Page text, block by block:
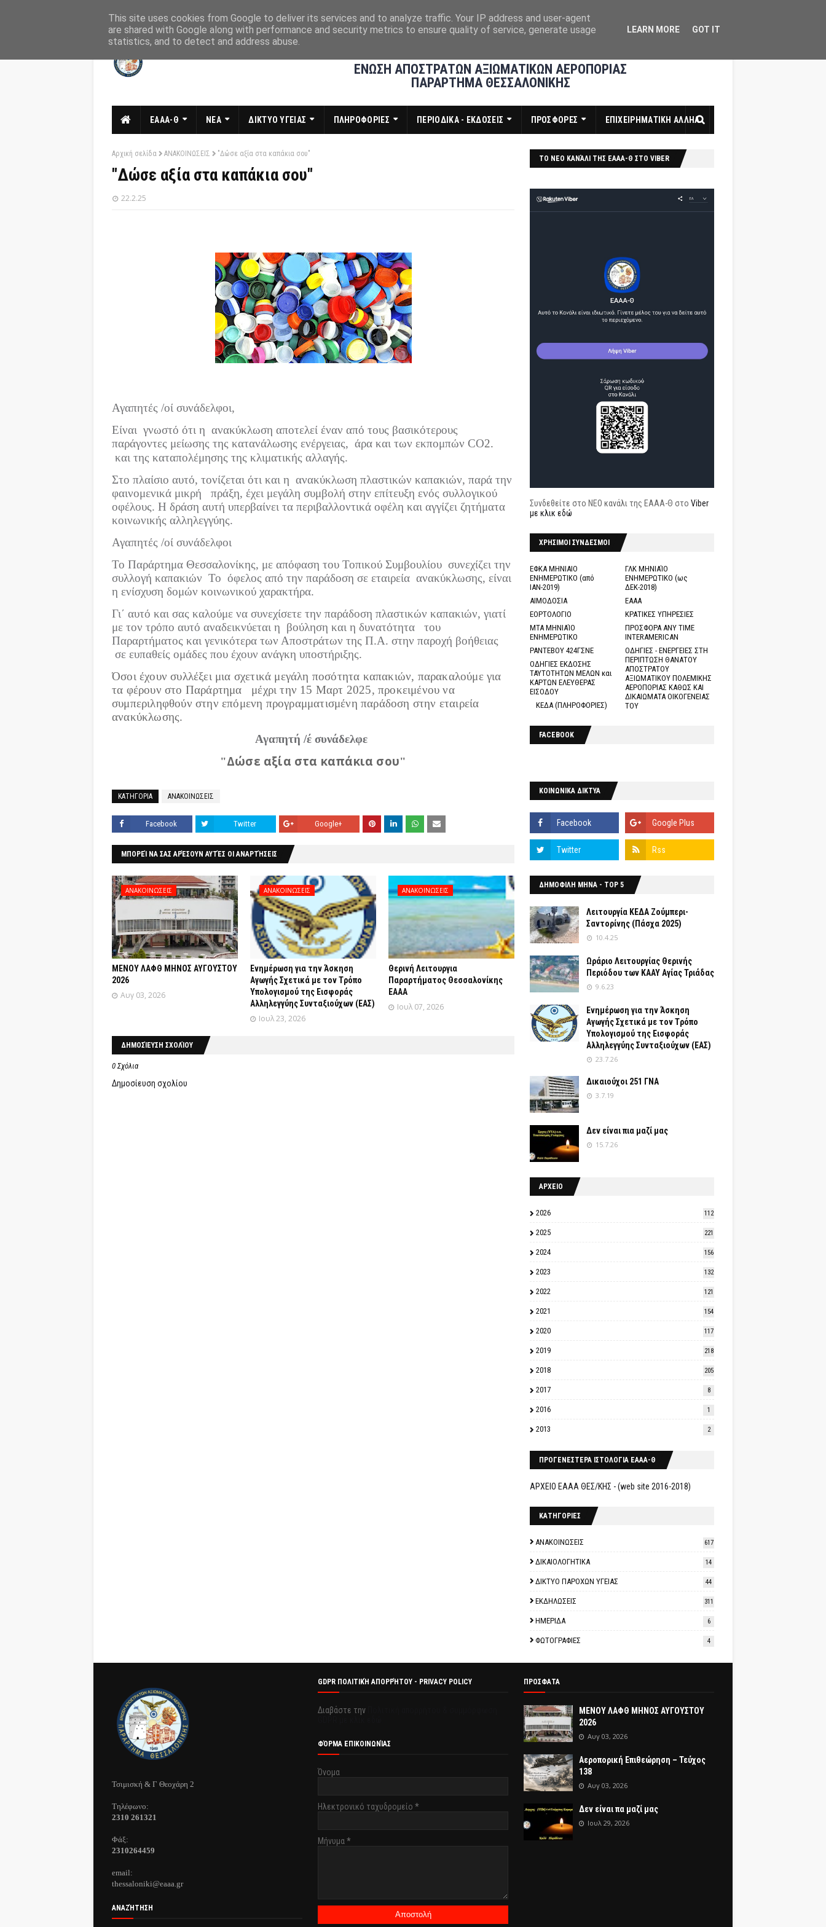
ΕΝΩΣΗ ΑΠΟΣΤΡΑΤΩΝ ΑΞΙΩΜΑΤΙΚΩΝ ΑΕΡΟΠΟΡΙΑΣ
ΠΑΡΑΡΤΗΜΑ ΘΕΣΣΑΛΟΝΙΚΗΣ
ΕΑΑΑ-Θ ΝΕΑ ΔΙΚΤΥΟ ΥΓΕΙΑΣ ΠΛΗΡΟΦΟΡΙΕΣ ΠΕΡΙΟΔΙΚΑ - ΕΚΔΟΣΕΙΣ ΠΡΟΣΦΟΡΕΣ ΕΠΙΧΕΙΡΗΜΑΤΙΚΗ ΑΛΛΗΛ
Αρχική σελίδα ΑΝΑΚΟΙΝΩΣΕΙΣ "Δώσε αξία στα καπάκια σου"
"Δώσε αξία στα καπάκια σου"
22.2.25
Αγαπητές /οί συνάδελφοι,
Είναι γνωστό ότι η ανακύκλωση αποτελεί έναν από τους βασικότερους
παράγοντες μείωσης της κατανάλωσης ενέργειας, άρα και των εκπομπών CO2.
και της καταπολέμησης της κλιματικής αλλαγής.
Στο πλαίσιο αυτό, τονίζεται ότι και η ανακύκλωση πλαστικών καπακιών, παρά την
φαινομενικά μικρή
πράξη, έχει μεγάλη συμβολή στην επίτευξη ενός συλλογικού
οφέλους. Η δράση αυτή υπερβαίνει τα περιβαλλοντικά οφέλη και αγγίζει ζητήματα
κοινωνικής αλληλεγγύης.
Αγαπητές /οί συνάδελφοι
Το Παράρτημα Θεσσαλονίκης, με απόφαση του Τοπικού Συμβουλίου συνεχίζει την
συλλογή καπακιών Το όφελος από την παράδοση σε εταιρεία ανακύκλωσης, είναι
η ενίσχυση δομών κοινωνικού χαρακτήρα.
Γι΄ αυτό και σας καλούμε να συνεχίσετε την παράδοση πλαστικών καπακιών, γιατί
με τον τρόπο αυτό αναδεικνύεται η βούληση και η δυνατότητα
του
Παραρτήματος και γενικότερα των Αποστράτων της Π.Α. στην παροχή βοήθειας
σε ευπαθείς ομάδες που έχουν ανάγκη υποστήριξης.
Όσοι έχουν συλλέξει μια σχετικά μεγάλη ποσότητα καπακιών, παρακαλούμε για
τα φέρουν στο Παράρτημα
μέχρι την 15 Μαρτ 2025, προκειμένου να
συμπεριληφθούν στην επόμενη προγραμματισμένη παράδοση στην εταιρεία
ανακύκλωσης.
Αγαπητή /έ συνάδελφε
"Δώσε αξία στα καπάκια σου"
ΚΑΤΗΓΟΡΙΑ ΑΝΑΚΟΙΝΩΣΕΙΣ
Facebook Twitter Google+
ΜΠΟΡΕΊ ΝΑ ΣΑΣ ΑΡΈΣΟΥΝ ΑΥΤΈΣ ΟΙ ΑΝΑΡΤΉΣΕΙΣ
ΑΝΑΚΟΙΝΩΣΕΙΣ
ΜΕΝΟΥ ΛΑΦΘ ΜΗΝΟΣ ΑΥΓΟΥΣΤΟΥ
2026
Αυγ 03, 2026
ΑΝΑΚΟΙΝΩΣΕΙΣ
Ενημέρωση για την Άσκηση
Αγωγής Σχετικά με τον Tρόπο
Yπολογισμού της Εισφοράς
Αλληλεγγύης Συνταξιούχων (ΕΑΣ)
Ιουλ 23, 2026
ΑΝΑΚΟΙΝΩΣΕΙΣ
Θερινή Λειτουργια
Παραρτήματος Θεσσαλονίκης
ΕΑΑΑ
Ιουλ 07, 2026
ΔΗΜΟΣΊΕΥΣΗ ΣΧΟΛΊΟΥ
0 Σχόλια
Δημοσίευση σχολίου
ΤΟ ΝΕΟ ΚΑΝΆΛΙ ΤΗΣ ΕΑΑΑ-Θ ΣΤΟ VIBER
Συνδεθείτε στο ΝΕΟ κανάλι της ΕΑΑΑ-Θ στο Viber
με κλικ εδώ
ΧΡΗΣΙΜΟΙ ΣΥΝΔΕΣΜΟΙ
ΕΦΚΑ ΜΗΝΙΑΙΟ
ΕΝΗΜΕΡΩΤΙΚΟ (από
ΙΑΝ-2019)
ΓΛΚ ΜΗΝΙΑΊΟ
ΕΝΗΜΕΡΩΤΙΚΟ (ως
ΔΕΚ-2018)
ΑΙΜΟΔΟΣΙΑ
ΕΑΑΑ
ΕΟΡΤΟΛΟΓΙΟ
ΚΡΑΤΙΚΕΣ ΥΠΗΡΕΣΙΕΣ
ΜΤΑ ΜΗΝΙΑΊΟ
ΕΝΗΜΕΡΩΤΙΚΟ
ΠΡΟΣΦΟΡΑ ANY TIME
INTERAMERICAN
ΡΑΝΤΕΒΟΥ 424ΓΣΝΕ
ΟΔΗΓΙΕΣ - ΕΝΕΡΓΕΙΕΣ ΣΤΗ
ΠΕΡΙΠΤΩΣΗ ΘΑΝΑΤΟΥ
ΑΠΟΣΤΡΑΤΟΥ
ΑΞΙΩΜΑΤΙΚΟΥ ΠΟΛΕΜΙΚΗΣ
ΑΕΡΟΠΟΡΙΑΣ ΚΑΘΩΣ ΚΑΙ
ΔΙΚΑΙΩΜΑΤΑ ΟΙΚΟΓΕΝΕΙΑΣ
ΤΟΥ
ΟΔΗΓΙΕΣ ΕΚΔΟΣΗΣ
ΤΑΥΤΟΤΗΤΩΝ ΜΕΛΩΝ και
ΚΑΡΤΩΝ ΕΛΕΥΘΕΡΑΣ
ΕΙΣΟΔΟΥ
ΚΕΔΑ (ΠΛΗΡΟΦΟΡΙΕΣ)
FACEBOOK
ΚΟΙΝΩΝΙΚΑ ΔΙΚΤΥΑ
ΔΗΜΟΦΙΛΗ ΜΗΝΑ - TOP 5
Λειτουργία ΚΕΔΑ Ζούμπερι-
Σαντορίνης (Πάσχα 2025)
10.4.25
Ωράριο Λειτουργίας Θερινής
Περιόδου των ΚΑΑΥ Αγίας Τριάδας
9.6.23
Ενημέρωση για την Άσκηση
Αγωγής Σχετικά με τον Tρόπο
Yπολογισμού της Εισφοράς
Αλληλεγγύης Συνταξιούχων (ΕΑΣ)
23.7.26
Δικαιούχοι 251 ΓΝΑ
3.7.19
Δεν είναι πια μαζί μας
15.7.26
ΑΡΧΕΙΟ
2026 112
2025 221
2024 156
2023 132
2022 121
2021 154
2020 117
2019 218
2018 205
2017 8
2016 1
2013 2
ΠΡΟΓΕΝΕΣΤΕΡΑ ΙΣΤΟΛΟΓΙΑ ΕΑΑΑ-Θ
ΑΡΧΕΙΟ ΕΑΑΑ ΘΕΣ/ΚΗΣ - (web site 2016-2018)
ΚΑΤΗΓΟΡΙΕΣ
ΑΝΑΚΟΙΝΩΣΕΙΣ 617
ΔΙΚΑΙΟΛΟΓΗΤΙΚΑ 14
ΔΙΚΤΥΟ ΠΑΡΟΧΩΝ ΥΓΕΙΑΣ 44
ΕΚΔΗΛΩΣΕΙΣ 311
ΗΜΕΡΙΔΑ 6
ΦΩΤΟΓΡΑΦΙΕΣ 4
Τσιμισκή & Γ Θεοχάρη 2
Τηλέφωνo:
2310 261321
Φάξ:
2310264459
email:
thessaloniki@eaaa.gr
ΑΝΑΖΉΤΗΣΗ
GDPR ΠΟΛΙΤΙΚΉ ΑΠΟΡΡΉΤΟΥ - PRIVACY POLICY
Διαβάστε την
ΦΌΡΜΑ ΕΠΙΚΟΙΝΩΝΊΑΣ
Όνομα
Ηλεκτρονικό ταχυδρομείο *
Μήνυμα*
ΠΡΟΣΦΑΤΑ
ΜΕΝΟΥ ΛΑΦΘ ΜΗΝΟΣ ΑΥΓΟΥΣΤΟΥ
2026
Αυγ 03, 2026
Αεροπορική Επιθεώρηση – Τεύχος
138
Αυγ 03, 2026
Δεν είναι πα μαζί μας
Ιουλ 29, 2026
This site uses cookies from Google to deliver its services and to analyze traffic. Your IP address and user-agent
are shared with Google along with performance and security metrics to ensure quality of service, generate usage
statistics, and to detect and address abuse.
LEARN MORE GOT IT